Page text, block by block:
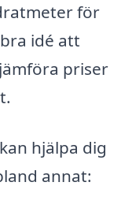
för
idé att
priser
hjälpa dig
annat: